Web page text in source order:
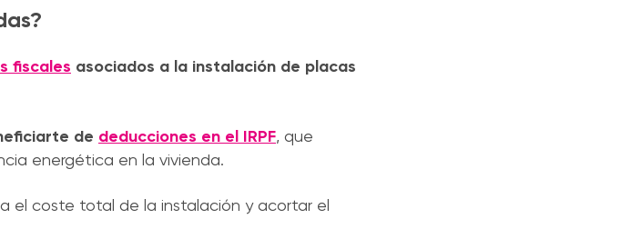
fiscales asociados a la instalación de placas
de deducciones en el IRPF, que
energética en la vivienda.
el coste total de la instalación y acortar el